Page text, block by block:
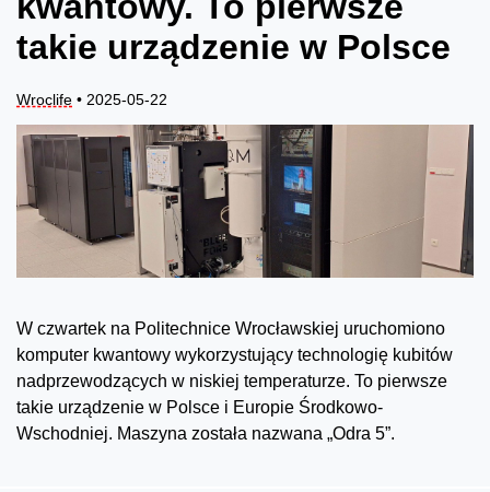
takie urządzenie w Polsce
Wroclife • 2025-05-22
W czwartek na Politechnice Wrocławskiej uruchomiono
komputer kwantowy wykorzystujący technologię kubitów
nadprzewodzących w niskiej temperaturze. To pierwsze
takie urządzenie w Polsce i Europie Środkowo-
Wschodniej. Maszyna została nazwana „Odra 5”.